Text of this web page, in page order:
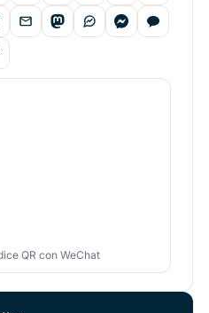
QR con WeChat